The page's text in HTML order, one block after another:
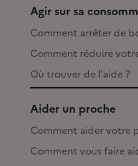
Agir sur sa
Comment arrêter de
Comment réduire
Où trouver de l'aide ?
Aider un proche
Comment aider votre
Comment vous faire